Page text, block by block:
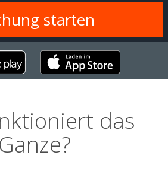
das
Ganze?